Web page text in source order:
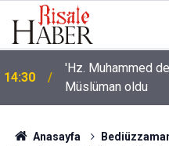
14:30
'Hz. Muhammed
Müslüman oldu
Anasayfa